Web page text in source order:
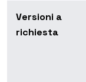
Versioni a
richiesta